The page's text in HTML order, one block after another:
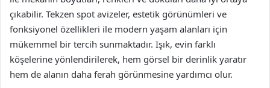
çıkabilir. Tekzen spot avizeler, estetik görünümleri ve
fonksiyonel özellikleri ile modern yaşam alanları için
mükemmel bir tercih sunmaktadır. Işık, evin farklı
köşelerine yönlendirilerek, hem görsel bir derinlik yaratır
hem de alanın daha ferah görünmesine yardımcı olur.